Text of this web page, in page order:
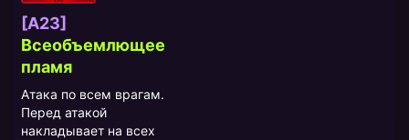
[A23]
Всеобъемлющее
пламя
Атака по всем врагам.
Перед атакой
накладывает на всех